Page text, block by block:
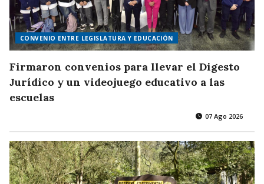
CONVENIO ENTRE LEGISLATURA Y EDUCACIÓN
Firmaron convenios para llevar el Digesto
Jurídico y un videojuego educativo a las
escuelas
07 Ago 2026